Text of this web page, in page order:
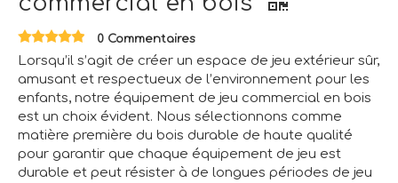
0 Commentaires
Lorsqu’il s’agit de créer un espace de jeu extérieur sûr,
amusant et respectueux de l’environnement pour les
enfants, notre équipement de jeu commercial en bois
est un choix évident. Nous sélectionnons comme
matière première du bois durable de haute qualité
pour garantir que chaque équipement de jeu est
durable et peut résister à de longues périodes de jeu